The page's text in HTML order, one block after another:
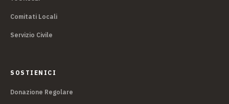
Comitati Locali
Servizio Civile
SOSTIENICI
Donazione Regolare